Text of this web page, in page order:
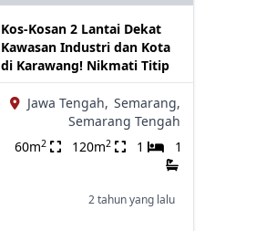
Kos-Kosan 2 Lantai Dekat
Kawasan Industri dan Kota
di Karawang! Nikmati Titip
Jawa Tengah, Semarang,
Semarang Tengah
60m2 120m2 1 1
2 tahun yang lalu